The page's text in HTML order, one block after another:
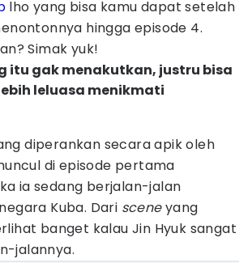
lho yang bisa kamu dapat setelah
hingga episode 4.
Simak yuk!
itu gak menakutkan, justru bisa
leluasa menikmati
diperankan secara apik oleh
di episode pertama
ia sedang berjalan-jalan
Kuba. Dari sceneyang
banget kalau Jin Hyuk sangat
jalannya.